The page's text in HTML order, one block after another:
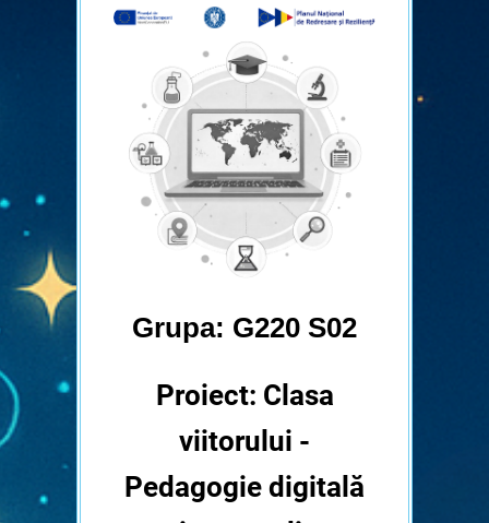
Grupa: G220 S02
Proiect: Clasa
viitorului -
Pedagogie digitală